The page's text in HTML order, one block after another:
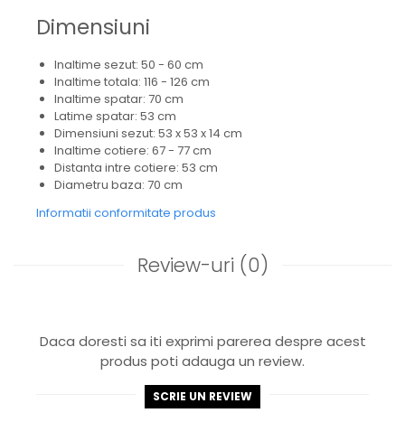
Dimensiuni
Inaltime sezut: 50 - 60 cm
Inaltime totala: 116 - 126 cm
Inaltime spatar: 70 cm
Latime spatar: 53 cm
Dimensiuni sezut: 53 x 53 x 14 cm
Inaltime cotiere: 67 - 77 cm
Distanta intre cotiere: 53 cm
Diametru baza: 70 cm
Informatii conformitate produs
Review-uri (0)
Daca doresti sa iti exprimi parerea despre acest
produs poti adauga un review.
SCRIE UN REVIEW